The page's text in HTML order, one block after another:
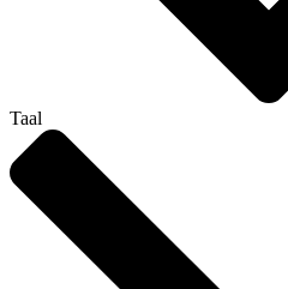
Taal